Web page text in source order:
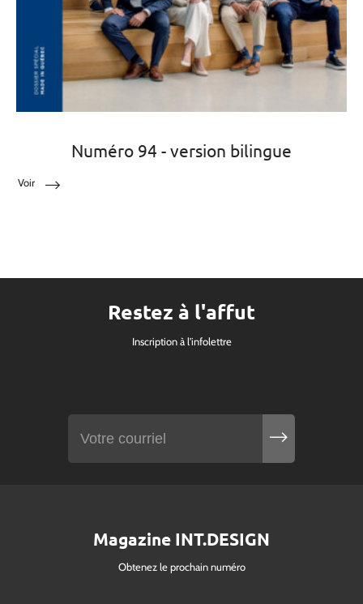
Numéro 94 - version bilingue
Voir
Restez à l'affut
Inscription à l'infolettre
Magazine INT.DESIGN
Obtenez le prochain numéro